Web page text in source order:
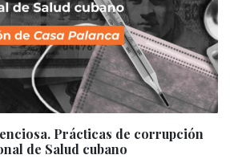
Prácticas de corrupción
de Salud cubano